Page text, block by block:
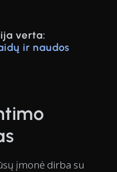
verta:
ir naudos
įmonė dirba su